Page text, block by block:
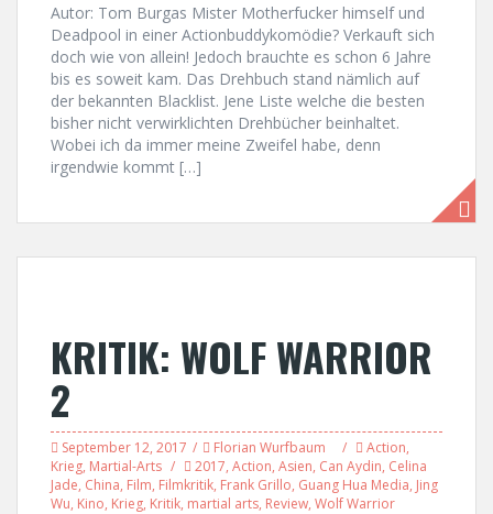
Autor: Tom Burgas Mister Motherfucker himself und
Deadpool in einer Actionbuddykomödie? Verkauft sich
doch wie von allein! Jedoch brauchte es schon 6 Jahre
bis es soweit kam. Das Drehbuch stand nämlich auf
der bekannten Blacklist. Jene Liste welche die besten
bisher nicht verwirklichten Drehbücher beinhaltet.
Wobei ich da immer meine Zweifel habe, denn
irgendwie kommt […]
KRITIK: WOLF WARRIOR
2
September 12, 2017 Florian Wurfbaum Action,
Krieg, Martial-Arts 2017, Action, Asien, Can Aydin, Celina
Jade, China, Film, Filmkritik, Frank Grillo, Guang Hua Media, Jing
Wu, Kino, Krieg, Kritik, martial arts, Review, Wolf Warrior